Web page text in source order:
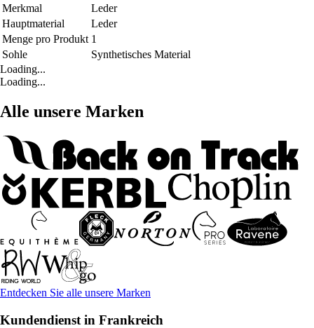
Merkmal
Leder
Hauptmaterial
Leder
Menge pro Produkt 1
Sohle
Synthetisches Material
Loading...
Loading...
Alle unsere Marken
Entdecken Sie alle unsere Marken
Kundendienst in Frankreich